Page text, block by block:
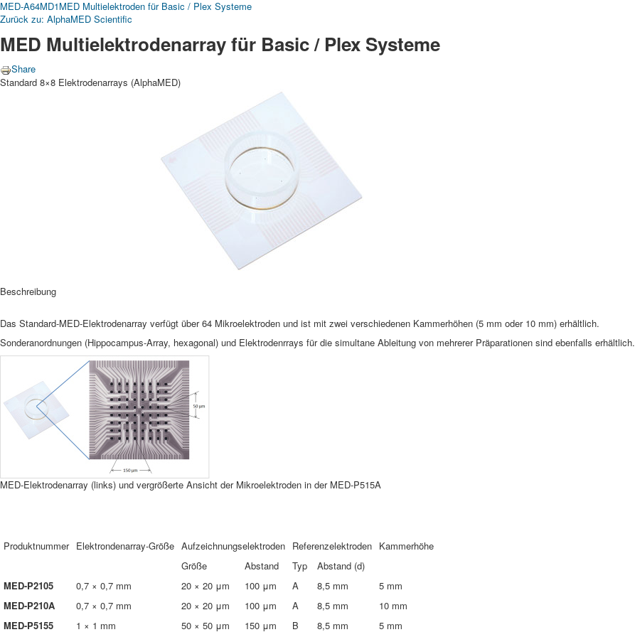
MED-A64MD1MED Multielektroden für Basic / Plex Systeme
Zurück zu: AlphaMED Scientific
MED Multielektrodenarray für Basic / Plex Systeme
Share
Standard 8×8 Elektrodenarrays (AlphaMED)
Beschreibung
Das Standard-MED-Elektrodenarray verfügt über 64 Mikroelektroden und ist mit zwei verschiedenen Kammerhöhen (5 mm oder 10 mm) erhältlich.
Sonderanordnungen (Hippocampus-Array, hexagonal) und Elektrodenrrays für die simultane Ableitung von mehrerer Präparationen sind ebenfalls erhältlich.
MED-Elektrodenarray (links) und vergrößerte Ansicht der Mikroelektroden in der MED-P515A
Produktnummer Elektrondenarray-Größe Aufzeichnungselektroden Referenzelektroden Kammerhöhe
Größe
Abstand Typ
Abstand (d)
MED-P2105
0,7 × 0,7 mm 20 × 20 μm 100 μm A 8,5 mm
5 mm
MED-P210A
0,7 × 0,7 mm 20 × 20 μm 100 μm A 8,5 mm
10 mm
MED-P5155
1 × 1 mm 50 × 50 μm 150 μm B 8,5 mm 5 mm